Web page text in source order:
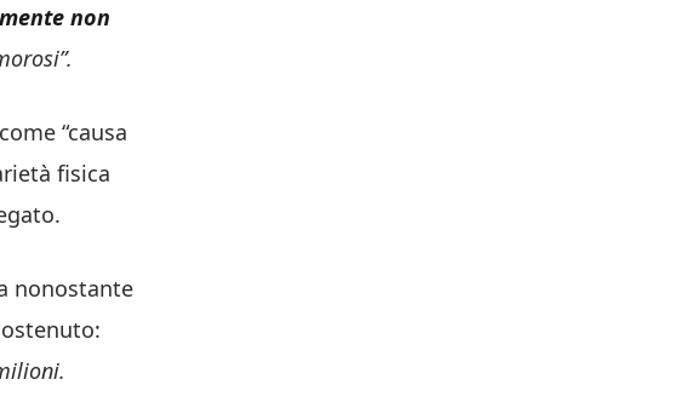
non
“causa
fisica
nonostante